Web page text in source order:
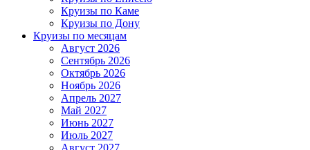
Круизы по Каме
Круизы по Дону
Круизы по месяцам
Август 2026
Сентябрь 2026
Октябрь 2026
Ноябрь 2026
Апрель 2027
Май 2027
Июнь 2027
Июль 2027
Август 2027